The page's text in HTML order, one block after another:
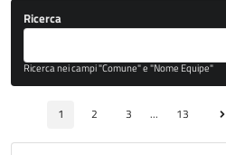
Ricerca
Ricerca nei campi "Comune" e "Nome Equipe"
1 2 3 ... 13